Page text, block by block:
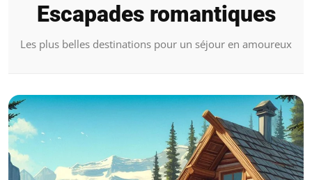
Escapades romantiques
Les plus belles destinations pour un séjour en amoureux